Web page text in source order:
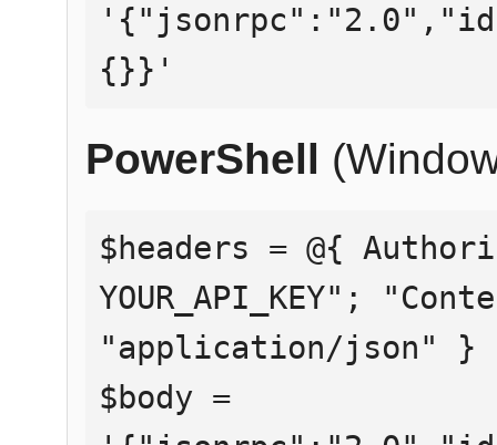
{}}'
PowerShell
$headers = @{
YOUR_API_KEY";
"application/json" }
$body =